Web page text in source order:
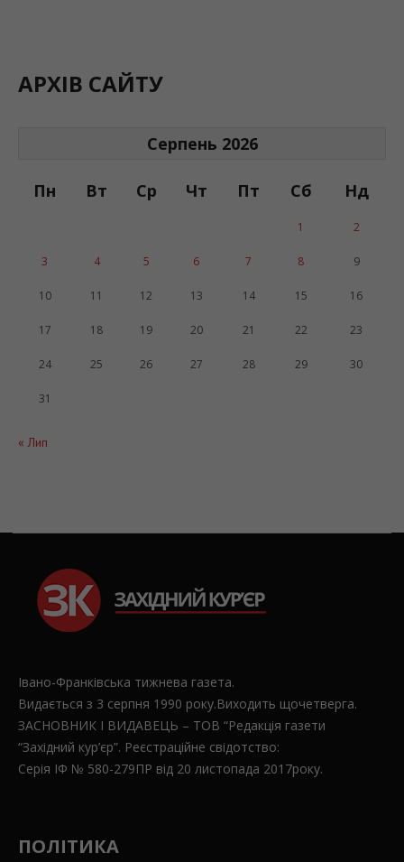
АРХІВ САЙТУ
Серпень 2026
Пн Вт Ср Чт Пт Сб Нд
« Лип
1 2
3 4 5 6 7 8 9
10 11 12 13 14 15 16
17 18 19 20 21 22 23
24 25 26 27 28 29 30
31
Івано-Франківська тижнева газета.
Видається з 3 серпня 1990 року.Виходить щочетверга.
ЗАСНОВНИК І ВИДАВЕЦЬ – ТОВ “Редакція газети
“Західний кур’єр”. Реєстраційне свідотство:
Серія ІФ № 580-279ПР від 20 листопада 2017року.
ПОЛІТИКА